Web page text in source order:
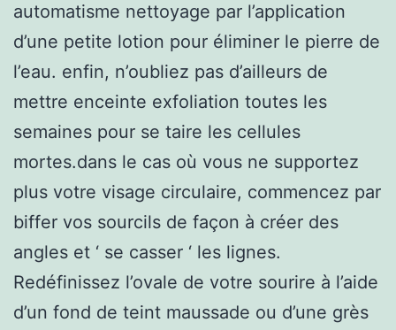
automatisme nettoyage par l’application
d’une petite lotion pour éliminer le pierre de
l’eau. enfin, n’oubliez pas d’ailleurs de
mettre enceinte exfoliation toutes les
semaines pour se taire les cellules
mortes.dans le cas où vous ne supportez
plus votre visage circulaire, commencez par
biffer vos sourcils de façon à créer des
angles et ‘ se casser ‘ les lignes.
Redéfinissez l’ovale de votre sourire à l’aide
d’un fond de teint maussade ou d’une grès